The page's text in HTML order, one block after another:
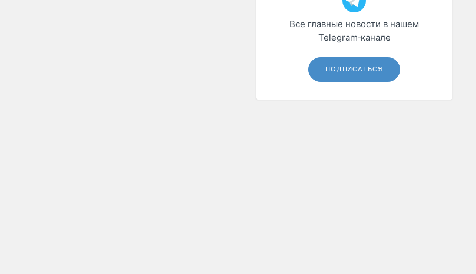
Все главные новости в нашем
Telegram‑канале
ПОДПИСАТЬСЯ